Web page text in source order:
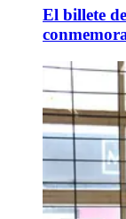
El billete